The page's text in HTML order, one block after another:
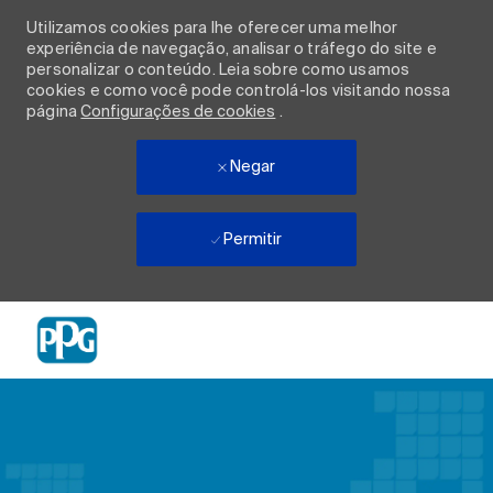
Utilizamos cookies para lhe oferecer uma melhor
experiência de navegação, analisar o tráfego do site e
personalizar o conteúdo. Leia sobre como usamos
cookies e como você pode controlá-los visitando nossa
páginaConfigurações de cookies .
Negar
Permitir